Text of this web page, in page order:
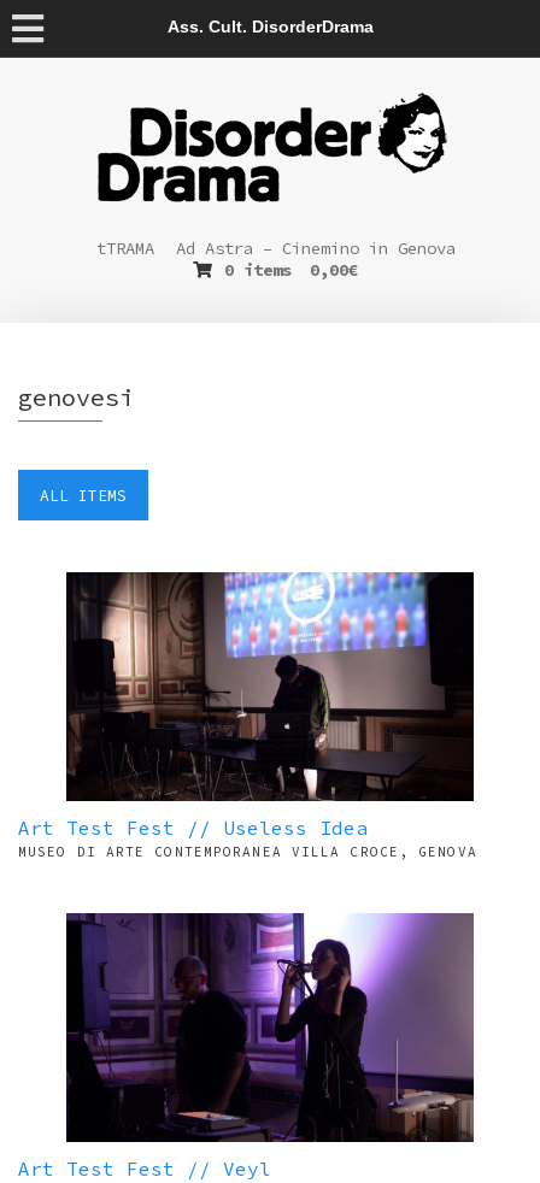
Ass. Cult. DisorderDrama
tTRAMA
Ad Astra – Cinemino in Genova
0 items
0,00€
genovesi
ALL ITEMS
Art Test Fest // Useless Idea
MUSEO DI ARTE CONTEMPORANEA VILLA CROCE, GENOVA
Art Test Fest // Veyl